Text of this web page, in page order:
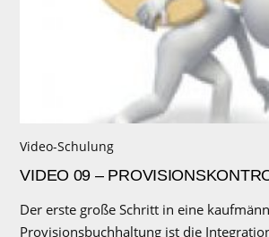
Video-Schulung
VIDEO 09 –
Der erste große Schritt in eine
Provisionsbuchhaltung ist die